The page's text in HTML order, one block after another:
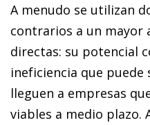
A menudo se utilizan
contrarios a un mayor
directas: su potencial
ineficiencia que puede
lleguen a empresas
viables a medio plazo.